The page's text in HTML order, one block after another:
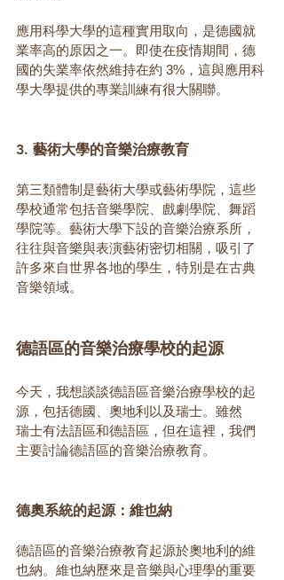
應用科學大學的這種實用取向，是德國就
業率高的原因之一。即使在疫情期間，德
國的失業率依然維持在約 3%，這與應用科
學大學提供的專業訓練有很大關聯。
3. 藝術大學的音樂治療教育
第三類體制是藝術大學或藝術學院，這些
學校通常包括音樂學院、戲劇學院、舞蹈
學院等。藝術大學下設的音樂治療系所，
往往與音樂與表演藝術密切相關，吸引了
許多來自世界各地的學生，特別是在古典
音樂領域。
德語區的音樂治療學校的起源
今天，我想談談德語區音樂治療學校的起
源，包括德國、奧地利以及瑞士。雖然
瑞士有法語區和德語區，但在這裡，我們
主要討論德語區的音樂治療教育。
德奧系統的起源：維也納
德語區的音樂治療教育起源於奧地利的維
也納。維也納歷來是音樂與心理學的重要